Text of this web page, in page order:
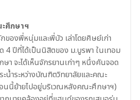
ศึกษาฯ
กของพี่หนุ่มและพี่บัว เล่าโดยศิษย์เก่า
4 ปีที่ได้เป็นนิสิตของ ม.บูรพา ในเทอม
า จะได้เห็นจักรยานเก่าๆ หนึ่งคันจอด
ะน้ำระหว่างบัณฑิตวิทยาลัยและคณะ
นนี้ย้ายไปอยู่บริเวณหลังคณะศึกษาฯ)